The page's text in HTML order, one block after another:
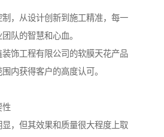
，从设计创新到施工精准，每一
队的智慧和心血。
饰工程有限公司的软膜天花产品
内获得客户的高度认可。
性
，但其效果和质量很大程度上取